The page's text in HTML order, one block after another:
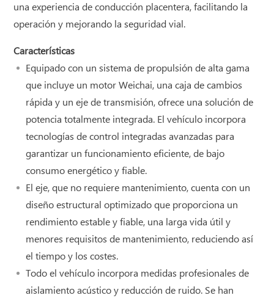
una experiencia de conducción placentera, facilitando la
operación y mejorando la seguridad vial.
Características
Equipado con un sistema de propulsión de alta gama
que incluye un motor Weichai, una caja de cambios
rápida y un eje de transmisión, ofrece una solución de
potencia totalmente integrada. El vehículo incorpora
tecnologías de control integradas avanzadas para
garantizar un funcionamiento eficiente, de bajo
consumo energético y fiable.
El eje, que no requiere mantenimiento, cuenta con un
diseño estructural optimizado que proporciona un
rendimiento estable y fiable, una larga vida útil y
menores requisitos de mantenimiento, reduciendo así
el tiempo y los costes.
Todo el vehículo incorpora medidas profesionales de
aislamiento acústico y reducción de ruido. Se han